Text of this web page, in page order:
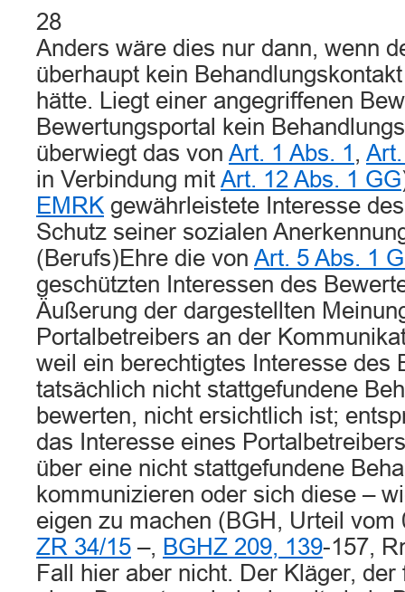
28
Anders wäre dies nur dann, wenn
überhaupt kein
hätte. Liegt einer angegriffenen
Bewertungsportal kein
überwiegt das von Art. 1 Abs. 1 ,
in Verbindung mit Art. 12 Abs. 1 GG
EMRK gewährleistete Interesse
Schutz seiner sozialen
(Berufs)Ehre die von Art. 5 Abs. 1
geschützten Interessen des
Äußerung der dargestellten
Portalbetreibers an der
weil ein berechtigtes Interesse des
tatsächlich nicht stattgefundene
bewerten, nicht ersichtlich ist;
das Interesse eines
über eine nicht stattgefundene
kommunizieren oder sich diese –
eigen zu machen (BGH, Urteil
ZR 34/15 –, BGHZ 209, 139-157,
Fall hier aber nicht. Der Kläger,